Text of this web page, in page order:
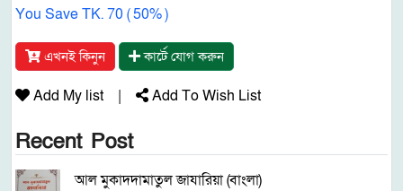
You Save TK. 70 ( 50% )
এখনই কিনুন কার্টে যোগ করুন
Add My list | Add To Wish List
Recent Post
আল মুকাদদামাতুল জাযারিয়া (বাংলা)